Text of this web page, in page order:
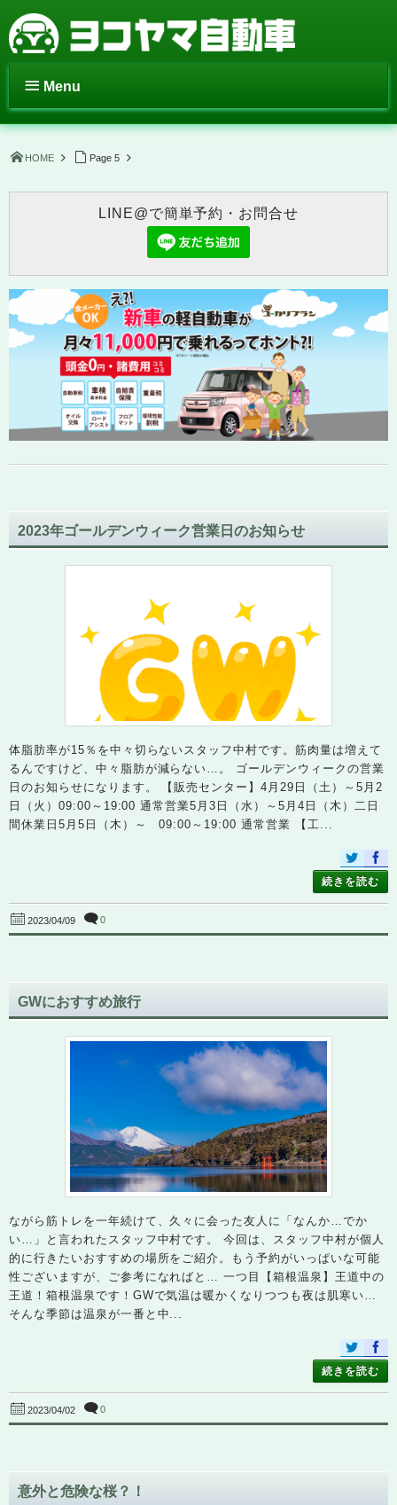
Menu
HOME Page 5
LINE@で簡単予約・お問合せ
2023年ゴールデンウィーク営業日のお知らせ
体脂肪率が15％を中々切らないスタッフ中村です。筋肉量は増えて
るんですけど、中々脂肪が減らない…。 ゴールデンウィークの営業
日のお知らせになります。 【販売センター】4月29日（土）～5月2
日（火）09:00～19:00 通常営業5月3日（水）～5月4日（木）二日
間休業日5月5日（木）～ 09:00～19:00 通常営業 【工...
続きを読む
2023/04/09 0
GWにおすすめ旅行
ながら筋トレを一年続けて、久々に会った友人に「なんか…でか
い…」と言われたスタッフ中村です。 今回は、スタッフ中村が個人
的に行きたいおすすめの場所をご紹介。もう予約がいっぱいな可能
性ございますが、ご参考になればと… 一つ目【箱根温泉】王道中の
王道！箱根温泉です！GWで気温は暖かくなりつつも夜は肌寒い…
そんな季節は温泉が一番と中...
続きを読む
2023/04/02 0
意外と危険な桜？！